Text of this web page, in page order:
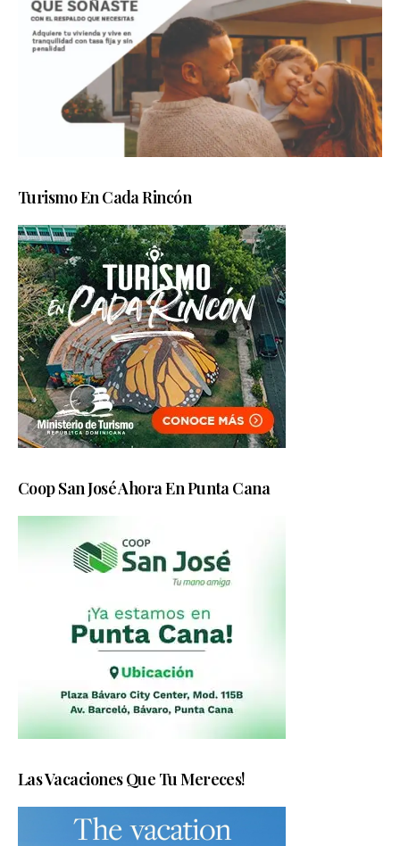
Turismo En Cada Rincón
Coop San José Ahora En Punta Cana
Las Vacaciones Que Tu Mereces!